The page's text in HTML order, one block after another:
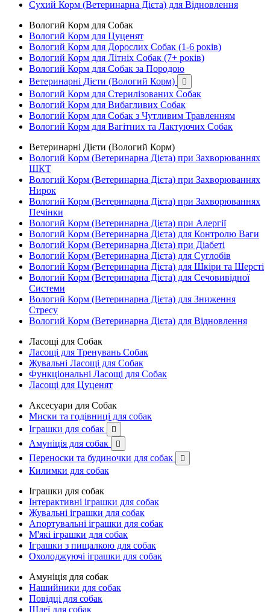
Сухий Корм (Ветеринарна Дієта) для Відновлення
Вологий Корм для Собак
Вологий Корм для Цуценят
Вологий Корм для Дорослих Собак (1-6 років)
Вологий Корм для Літніх Собак (7+ років)
Вологий Корм для Собак за Породою
Ветеринарні Дієти (Вологий Корм)

Вологий Корм для Стерилізованих Собак
Вологий Корм для Вибагливих Собак
Вологий Корм для Собак з Чутливим Травленням
Вологий Корм для Вагітних та Лактуючих Собак
Ветеринарні Дієти (Вологий Корм)
Вологий Корм (Ветеринарна Дієта) при Захворюваннях
ШКТ
Вологий Корм (Ветеринарна Дієта) при Захворюваннях
Нирок
Вологий Корм (Ветеринарна Дієта) при Захворюваннях
Печінки
Вологий Корм (Ветеринарна Дієта) при Алергії
Вологий Корм (Ветеринарна Дієта) для Контролю Ваги
Вологий Корм (Ветеринарна Дієта) при Діабеті
Вологий Корм (Ветеринарна Дієта) для Суглобів
Вологий Корм (Ветеринарна Дієта) для Шкіри та Шерсті
Вологий Корм (Ветеринарна Дієта) для Сечовивідної
Системи
Вологий Корм (Ветеринарна Дієта) для Зниження
Стресу
Вологий Корм (Ветеринарна Дієта) для Відновлення
Ласощі для Собак
Ласощі для Тренувань Собак
Жувальні Ласощі для Собак
Функціональні Ласощі для Собак
Ласощі для Цуценят
Аксесуари для Собак
Миски та годівниці для собак
Іграшки для собак

Амуніція для собак 
Переноски та будиночки для собак 
Килимки для собак
Іграшки для собак
Інтерактивні іграшки для собак
Жувальні іграшки для собак
Апортувальні іграшки для собак
М'які іграшки для собак
Іграшки з пищалкою для собак
Охолоджуючі іграшки для собак
Амуніція для собак
Нашийники для собак
Повідці для собак
Шлеї для собак